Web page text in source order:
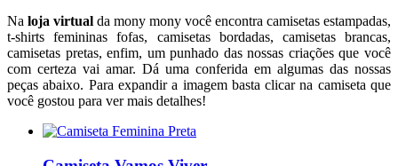
Na loja virtual da mony mony você encontra camisetas estampadas,
t-shirts femininas fofas, camisetas bordadas, camisetas brancas,
camisetas pretas, enfim, um punhado das nossas criações que você
com certeza vai amar. Dá uma conferida em algumas das nossas
peças abaixo. Para expandir a imagem basta clicar na camiseta que
você gostou para ver mais detalhes!